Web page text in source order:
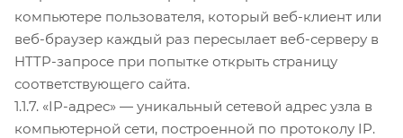
компьютере пользователя, который веб-клиент или
веб-браузер каждый раз пересылает веб-серверу в
HTTP-запросе при попытке открыть страницу
соответствующего сайта.
1.1.7. «IP-адрес» — уникальный сетевой адрес узла в
компьютерной сети, построенной по протоколу IP.